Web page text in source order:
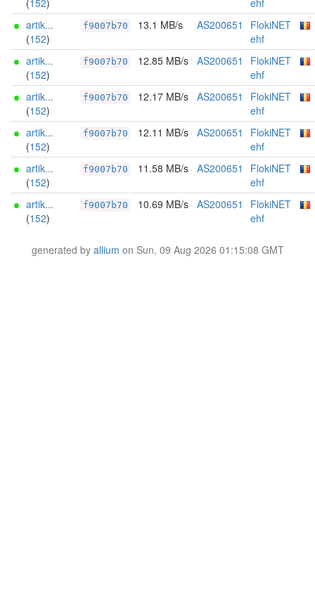
(152)
ehf
artik...
(152)
f9007b70 13.1 MB/s AS200651
FlokiNET
ehf
artik...
(152)
f9007b70 12.85 MB/s AS200651
FlokiNET
ehf
artik...
(152)
f9007b70 12.17 MB/s AS200651
FlokiNET
ehf
artik...
(152)
f9007b70 12.11 MB/s AS200651
FlokiNET
ehf
artik...
(152)
f9007b70 11.58 MB/s AS200651
FlokiNET
ehf
artik...
(152)
f9007b70 10.69 MB/s AS200651
FlokiNET
ehf
generated by allium on Sun, 09 Aug 2026 01:15:08 GMT